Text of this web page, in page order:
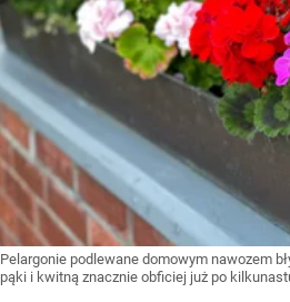
Pelargonie podlewane domowym nawozem
pąki i kwitną znacznie obficiej już po